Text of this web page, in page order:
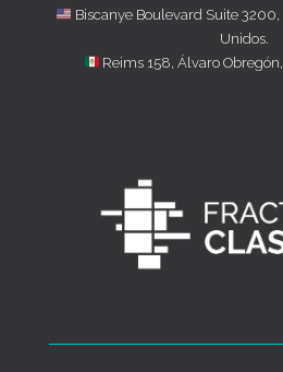
Biscanye Boulevard Suite
Unidos.
Reims 158, Álvaro